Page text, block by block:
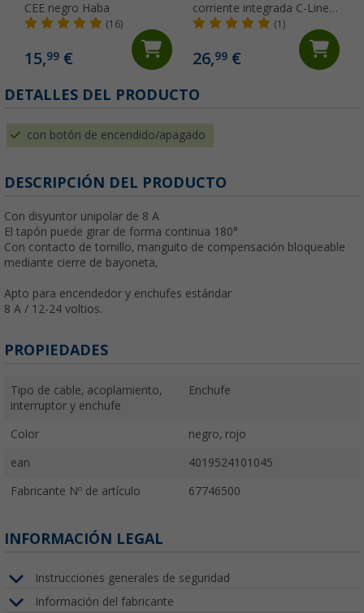
CEE negro Haba
(16)
15,99 €
corriente integrada C-Line
doble USB-A y USB-C 10-24
(1)
26,99€
DETALLES DEL PRODUCTO
con botón de encendido/apagado
DESCRIPCIÓN DEL PRODUCTO
Con disyuntor unipolar de 8 A
El tapón puede girar de forma continua 180°
Con contacto de tornillo, manguito de compensación bloqueable
mediante cierre de bayoneta,
Apto para encendedor y enchufes estándar
8 A / 12-24 voltios.
PROPIEDADES
Tipo de cable, acoplamiento,
interruptor y enchufe
Enchufe
Color negro, rojo
ean 4019524101045
Fabricante Nº de artículo 67746500
INFORMACIÓN LEGAL
Instrucciones generales de seguridad
Información del fabricante